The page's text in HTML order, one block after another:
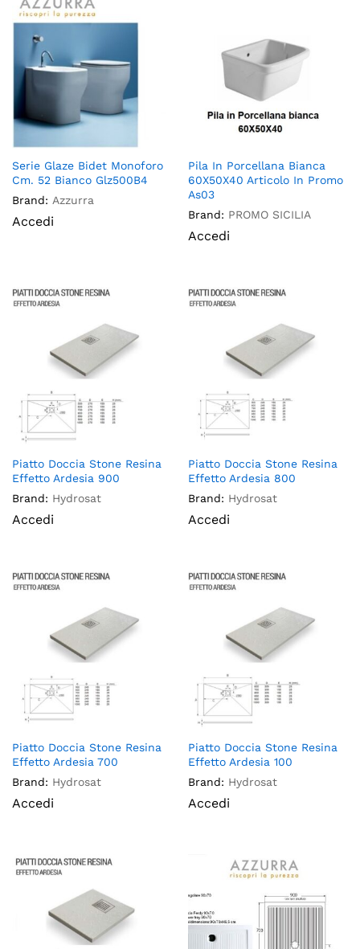
Serie Glaze Bidet Monoforo
Cm. 52 Bianco Glz500B4
Brand: Azzurra
Accedi
Pila In Porcellana Bianca
60X50X40 Articolo In Promo
As03
Brand: PROMO SICILIA
Accedi
Piatto Doccia Stone Resina
Effetto Ardesia 900
Brand: Hydrosat
Accedi
Piatto Doccia Stone Resina
Effetto Ardesia 800
Brand: Hydrosat
Accedi
Piatto Doccia Stone Resina
Effetto Ardesia 700
Brand: Hydrosat
Accedi
Piatto Doccia Stone Resina
Effetto Ardesia 100
Brand: Hydrosat
Accedi